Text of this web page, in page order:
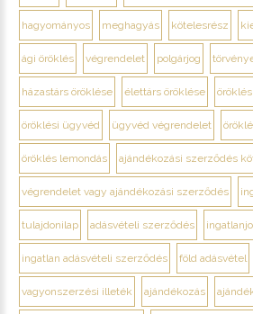
hagyományos meghagyás kötelesrész
ági öröklés végrendelet polgárjog
házastárs öröklése élettárs öröklése
öröklési ügyvéd ügyvéd végrendelet
öröklés lemondás ajándékozási szerződés
végrendelet vagy ajándékozási szerződés
tulajdonilap adásvételi szerződés
ingatlan adásvételi szerződés föld adásvétel
vagyonszerzési illeték ajándékozás